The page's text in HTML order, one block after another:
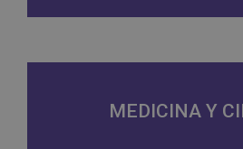
MEDICINA Y